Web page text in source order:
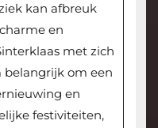
kan afbreuk
en
met zich
belangrijk om een
en
festiviteiten,